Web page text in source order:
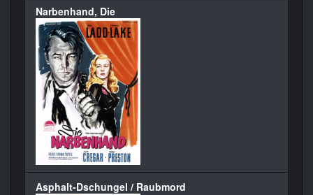
Narbenhand, Die
Asphalt-Dschungel / Raubmord